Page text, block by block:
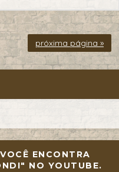
próxima página »
ENCONTRA
NO YOUTUBE.